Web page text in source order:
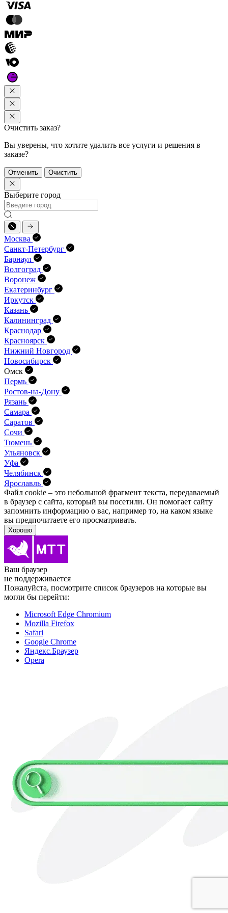
Очистить заказ?
Вы уверены, что хотите удалить все услуги и решения в
заказе?
Отменить Очистить
Выберите город
Москва
Санкт-Петербург
Барнаул
Волгоград
Воронеж
Екатеринбург
Иркутск
Казань
Калининград
Краснодар
Красноярск
Нижний Новгород
Новосибирск
Омск
Пермь
Ростов-на-Дону
Рязань
Самара
Саратов
Сочи
Тюмень
Ульяновск
Уфа
Челябинск
Ярославль
Файл cookie – это небольшой фрагмент текста, передава­емый
в браузер с сайта, который вы посетили. Он помо­гает сайту
запомнить информацию о вас, например то, на каком языке
вы предпочитаете его просматривать.
Хорошо
Ваш браузер
не поддерживается
Пожалуйста, посмотрите список браузеров на которые вы
могли бы перейти:
Microsoft Edge Chromium
Mozilla Firefox
Safari
Google Chrome
Яндекс.Браузер
Opera